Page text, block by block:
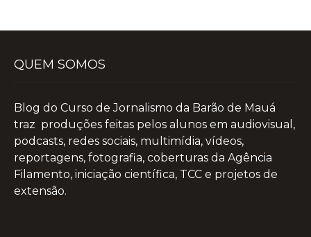
QUEM SOMOS
Blog do Curso de Jornalismo da Barão de Mauá
traz produções feitas pelos alunos em audiovisual,
podcasts, redes sociais, multimídia, vídeos,
reportagens, fotografia, coberturas da Agência
Filamento, iniciação científica, TCC e projetos de
extensão.